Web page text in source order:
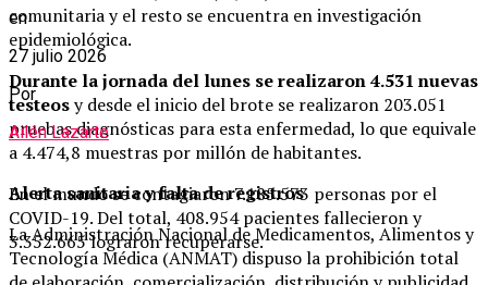
comunitaria y el resto se encuentra en investigación
epidemiológica.
Durante la jornada del lunes se realizaron 4.531 nuevas
testeosy desde el inicio del brote se realizaron 203.051
pruebas diagnósticas para esta enfermedad, lo que equivale
a 4.474,8 muestras por millón de habitantes.
En el mundo se contagiaron 7.185.573 personas por el
COVID-19. Del total, 408.954 pacientes fallecieron y
3.352.665 lograron recuperarse.
en
27 julio 2026
Por
Ailén Lazarte
Alerta sanitaria y falta de registros
La Administración Nacional de Medicamentos, Alimentos y
Tecnología Médica (ANMAT) dispuso la prohibición total